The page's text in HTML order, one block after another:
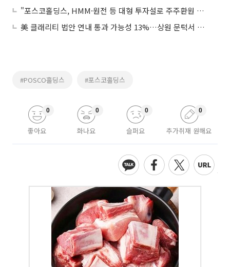
"포스코홀딩스, HMM·원전 등 대형 투자설로 주주환원 기대↓"
美 클래리티 법안 연내 통과 가능성 13%…상원 문턱서 제동
#POSCO홀딩스 #포스코홀딩스
좋아요
0
화나요
0
슬퍼요
0
추가취재 원해요
0